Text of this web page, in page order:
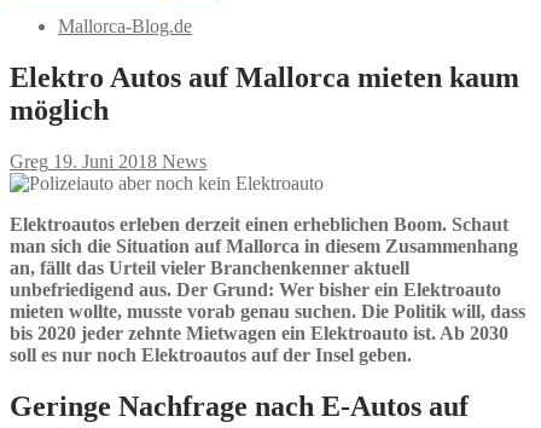
Mallorca-Blog.de
Elektro Autos auf Mallorca mieten kaum
möglich
Greg 19. Juni 2018 News
Elektroautos erleben derzeit einen erheblichen Boom. Schaut
man sich die Situation auf Mallorca in diesem Zusammenhang
an, fällt das Urteil vieler Branchenkenner aktuell
unbefriedigend aus. Der Grund: Wer bisher ein Elektroauto
mieten wollte, musste vorab genau suchen. Die Politik will, dass
bis 2020 jeder zehnte Mietwagen ein Elektroauto ist. Ab 2030
soll es nur noch Elektroautos auf der Insel geben.
Geringe Nachfrage nach E-Autos auf